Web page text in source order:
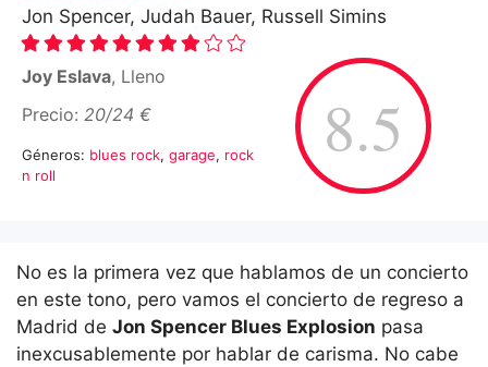
Jon Spencer, Judah Bauer, Russell Simins
8.5
Joy Eslava, Lleno
Precio: 20/24 €
Géneros: blues rock, garage, rock
n roll
No es la primera vez que hablamos de un concierto
en este tono, pero vamos el concierto de regreso a
Madrid de Jon Spencer Blues Explosion pasa
inexcusablemente por hablar de carisma. No cabe